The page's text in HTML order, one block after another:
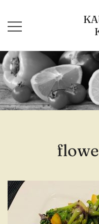
Inhalt
springen